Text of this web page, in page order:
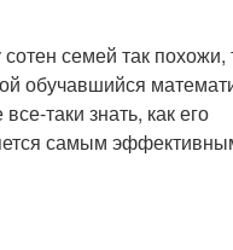
семей так похожи,
обучавшийся
таки знать, как его
самым